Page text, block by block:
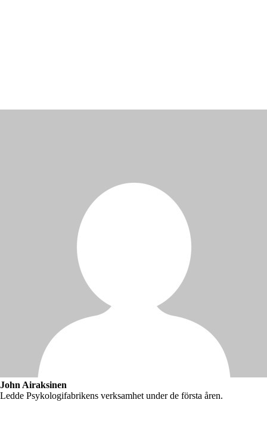
John Airaksinen
Ledde Psykologifabrikens verksamhet under de första åren.